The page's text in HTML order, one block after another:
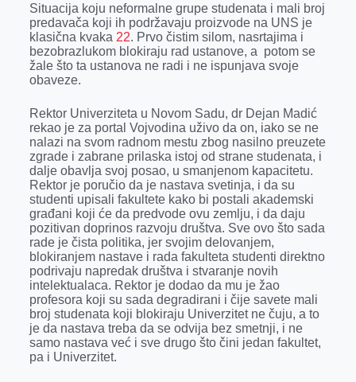
Situacija koju neformalne grupe studenata i mali broj
predavača koji ih podržavaju proizvode na UNS je
klasična kvaka 22. Prvo čistim silom, nasrtajima i
bezobrazlukom blokiraju rad ustanove, a potom se
žale što ta ustanova ne radi i ne ispunjava svoje
obaveze.
Rektor Univerziteta u Novom Sadu, dr Dejan Madić
rekao je za portal Vojvodina uživo da on, iako se ne
nalazi na svom radnom mestu zbog nasilno preuzete
zgrade i zabrane prilaska istoj od strane studenata, i
dalje obavlja svoj posao, u smanjenom kapacitetu.
Rektor je poručio da je nastava svetinja, i da su
studenti upisali fakultete kako bi postali akademski
građani koji će da predvode ovu zemlju, i da daju
pozitivan doprinos razvoju društva. Sve ovo što sada
rade je čista politika, jer svojim delovanjem,
blokiranjem nastave i rada fakulteta studenti direktno
podrivaju napredak društva i stvaranje novih
intelektualaca. Rektor je dodao da mu je žao
profesora koji su sada degradirani i čije savete mali
broj studenata koji blokiraju Univerzitet ne čuju, a to
je da nastava treba da se odvija bez smetnji, i ne
samo nastava već i sve drugo što čini jedan fakultet,
pa i Univerzitet.